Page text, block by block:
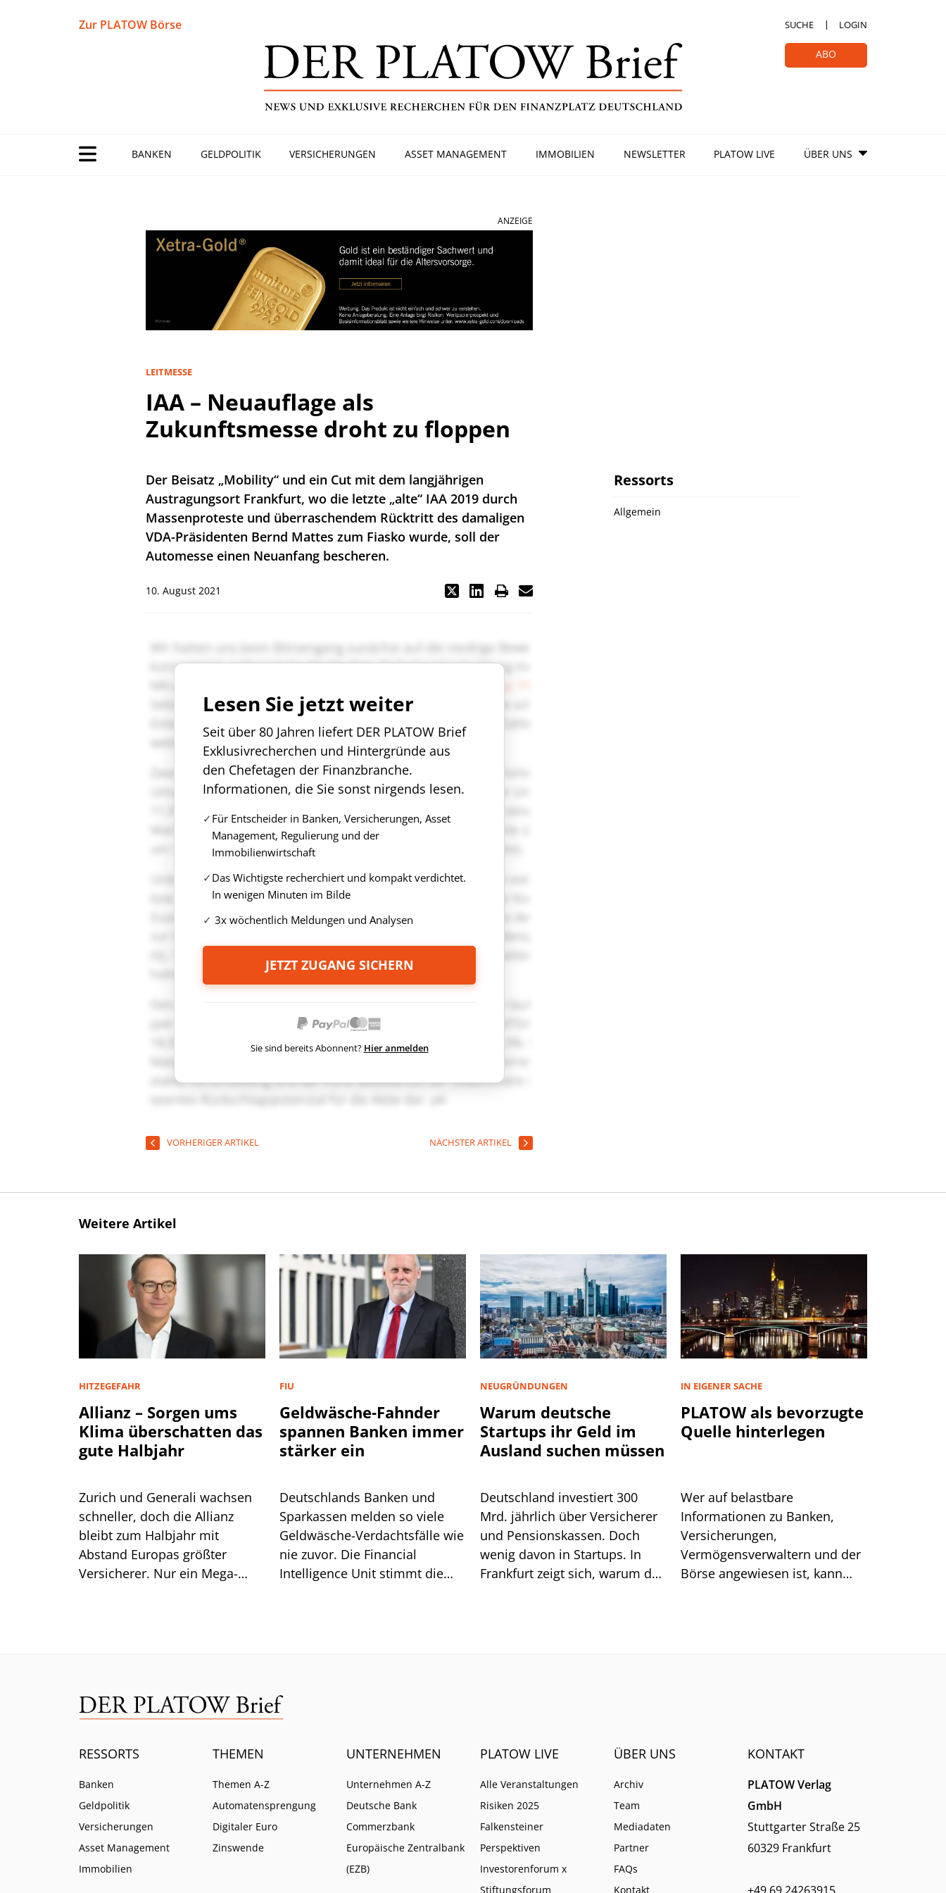
Zur PLATOW Börse SUCHE LOGIN
ABO
BANKEN GELDPOLITIK VERSICHERUNGEN ASSET MANAGEMENT IMMOBILIEN NEWSLETTER PLATOW LIVE ÜBER UNS
ANZEIGE
LEITMESSE
IAA – Neuauflage als
Zukunftsmesse droht zu floppen
Der Beisatz „Mobility“ und ein Cut mit dem langjährigen
Austragungsort Frankfurt, wo die letzte „alte“ IAA 2019 durch
Massenproteste und überraschendem Rücktritt des damaligen
VDA-Präsidenten Bernd Mattes zum Fiasko wurde, soll der
Automesse einen Neuanfang bescheren.
10. August 2021
Lesen Sie jetzt weiter
Seit über 80 Jahren liefert DER PLATOW Brief
Exklusivrecherchen und Hintergründe aus
den Chefetagen der Finanzbranche.
Informationen, die Sie sonst nirgends lesen.
Für Entscheider in Banken, Versicherungen, Asset
Management, Regulierung und der
Immobilienwirtschaft
Das Wichtigste recherchiert und kompakt verdichtet.
In wenigen Minuten im Bilde
3x wöchentlich Meldungen und Analysen
JETZT ZUGANG SICHERN
Sie sind bereits Abonnent? Hier anmelden
VORHERIGER ARTIKEL NÄCHSTER ARTIKEL
Ressorts
Allgemein
Weitere Artikel
HITZEGEFAHR
Allianz – Sorgen ums
Klima überschatten das
gute Halbjahr
Zurich und Generali wachsen
schneller, doch die Allianz
bleibt zum Halbjahr mit
Abstand Europas größter
Versicherer. Nur ein Mega-
FIU
Geldwäsche-Fahnder
spannen Banken immer
stärker ein
Deutschlands Banken und
Sparkassen melden so viele
Geldwäsche-Verdachtsfälle wie
nie zuvor. Die Financial
Intelligence Unit stimmt die
NEUGRÜNDUNGEN
Warum deutsche
Startups ihr Geld im
Ausland suchen müssen
Deutschland investiert 300
Mrd. jährlich über Versicherer
und Pensionskassen. Doch
wenig davon in Startups. In
Frankfurt zeigt sich, warum das
IN EIGENER SACHE
PLATOW als bevorzugte
Quelle hinterlegen
Wer auf belastbare
Informationen zu Banken,
Versicherungen,
Vermögensverwaltern und der
Börse angewiesen ist, kann
RESSORTS
Banken
Geldpolitik
Versicherungen
Asset Management
Immobilien
THEMEN
Themen A-Z
Automatensprengung
Digitaler Euro
Zinswende
UNTERNEHMEN
Unternehmen A-Z
Deutsche Bank
Commerzbank
Europäische Zentralbank
(EZB)
PLATOW LIVE
Alle Veranstaltungen
Risiken 2025
Falkensteiner
Perspektiven
Investorenforum x
Stiftungsforum
ÜBER UNS
Archiv
Team
Mediadaten
Partner
FAQs
Kontakt
KONTAKT
PLATOW Verlag
GmbH
Stuttgarter Straße 25
60329 Frankfurt
+49 69 24263915